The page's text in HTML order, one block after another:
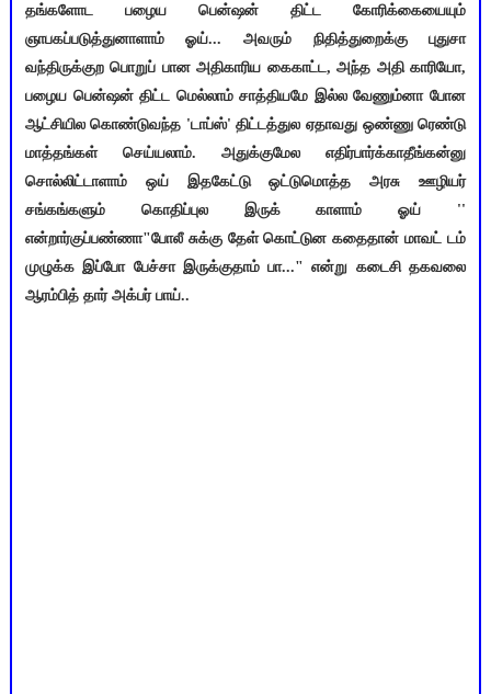
தங்களோட பழைய பென்ஷன் திட்ட கோரிக்கையையும்
ஞாபகப்படுத்துனாளாம் ஓய்... அவரும் நிதித்துறைக்கு புதுசா
வந்திருக்குற பொறுப் பான அதிகாரிய கைகாட்ட, அந்த அதி காரியோ,
பழைய பென்ஷன் திட்ட மெல்லாம் சாத்தியமே இல்ல வேணும்னா போன
ஆட்சியில கொண்டுவந்த 'டாப்ஸ்' திட்டத்துல ஏதாவது ஒண்ணு ரெண்டு
மாத்தங்கள் செய்யலாம். அதுக்குமேல எதிர்பார்க்காதீங்கன்னு
சொல்லிட்டாளாம் ஒய் இதகேட்டு ஒட்டுமொத்த அரசு ஊழியர்
சங்கங்களும் கொதிப்புல இருக் காளாம் ஓய் ''
என்றார்குப்பண்ணா"போலீ சுக்கு தேள் கொட்டுன கதைதான் மாவட் டம்
முழுக்க இப்போ பேச்சா இருக்குதாம் பா..." என்று கடைசி தகவலை
ஆரம்பித் தார் அக்பர் பாய்..